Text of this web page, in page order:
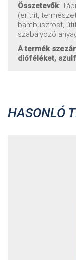
Összetevők:
(eritrit,
bambuszrost,
szabályozó
A termék
dióféléket,
HASONLÓ